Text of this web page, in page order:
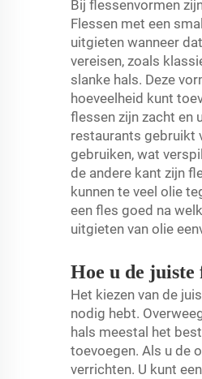
Bij flessenvormen
Flessen met een
uitgieten wanneer
vereisen, zoals
slanke hals. Deze
hoeveelheid kunt
flessen zijn zacht en
restaurants gebruikt
gebruiken, wat
de andere kant zijn
kunnen te veel olie
een fles goed na
uitgieten van olie
Hoe u de
Het kiezen van de
nodig hebt.
hals meestal het
toevoegen. Als u de
verrichten. U kunt